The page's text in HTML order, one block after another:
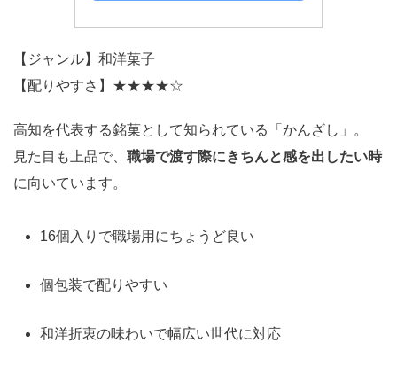
【ジャンル】和洋菓子
【配りやすさ】★★★★☆
高知を代表する銘菓として知られている「かんざし」。
見た目も上品で、 職場で渡す際にきちんと感を出したい時
に向いています。
16個入りで職場用にちょうど良い
個包装で配りやすい
和洋折衷の味わいで幅広い世代に対応